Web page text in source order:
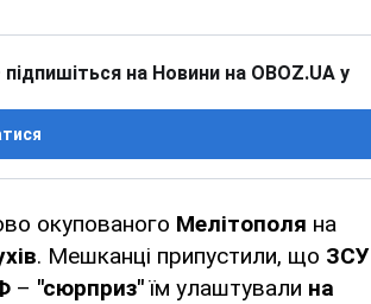
на Новини на OBOZ.UA у
окупованого Мелітополя на
. Мешканці припустили, що ЗСУ
– "сюрприз"їм улаштували на